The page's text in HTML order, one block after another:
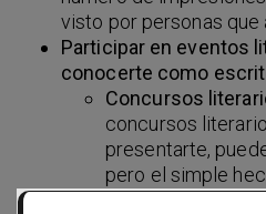
visto por personas que
Participar en eventos
conocerte como
Concursos
concursos
presentarte,
pero el simple
aparezca entre